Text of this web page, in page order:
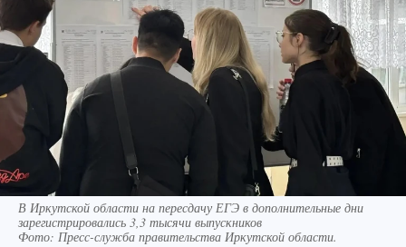
В Иркутской области на пересдачу ЕГЭ в дополнительные дни
зарегистрировались 3,3 тысячи выпускников
Фото: Пресс-служба правительства Иркутской области.